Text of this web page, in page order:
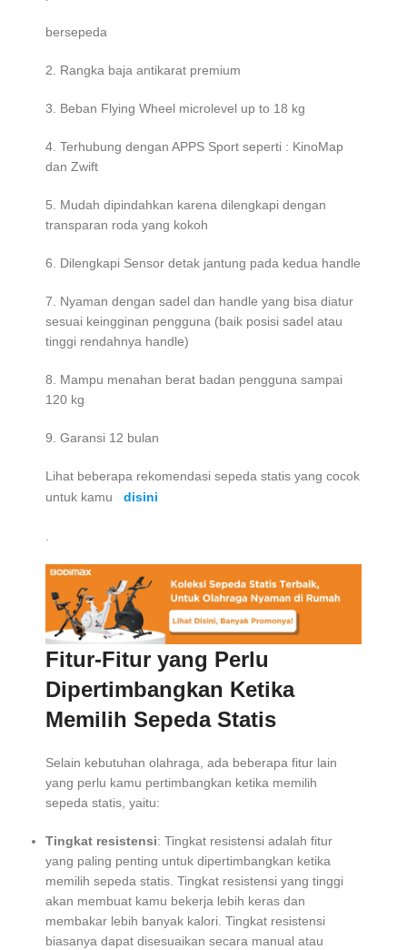
bersepeda
2. Rangka baja antikarat premium
3. Beban Flying Wheel microlevel up to 18 kg
4. Terhubung dengan APPS Sport seperti : KinoMap
dan Zwift
5. Mudah dipindahkan karena dilengkapi dengan
transparan roda yang kokoh
6. Dilengkapi Sensor detak jantung pada kedua handle
7. Nyaman dengan sadel dan handle yang bisa diatur
sesuai keingginan pengguna (baik posisi sadel atau
tinggi rendahnya handle)
8. Mampu menahan berat badan pengguna sampai
120 kg
9. Garansi 12 bulan
Lihat beberapa rekomendasi sepeda statis yang cocok
untuk kamu
disini
Fitur-Fitur yang Perlu
Dipertimbangkan Ketika
Memilih Sepeda Statis
Selain kebutuhan olahraga, ada beberapa fitur lain
yang perlu kamu pertimbangkan ketika memilih
sepeda statis, yaitu:
Tingkat resistensi: Tingkat resistensi adalah fitur
yang paling penting untuk dipertimbangkan ketika
memilih sepeda statis. Tingkat resistensi yang tinggi
akan membuat kamu bekerja lebih keras dan
membakar lebih banyak kalori. Tingkat resistensi
biasanya dapat disesuaikan secara manual atau